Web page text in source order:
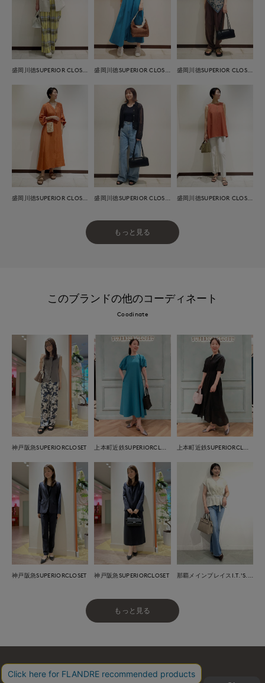
もっと見る
このブランドの他のコーディネート
Coodinate
神戸阪急SUPERIORCLOSET
神戸阪急SUPERIORCLOSET 神戸阪急SUPERIORCLOSET
もっと見る